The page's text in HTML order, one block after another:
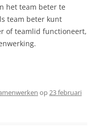
het team beter te
team beter kunt
of teamlid functioneert,
op23 februari